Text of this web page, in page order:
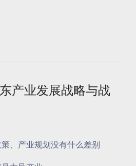
产业发展战略与战
、产业规划没有什么差别